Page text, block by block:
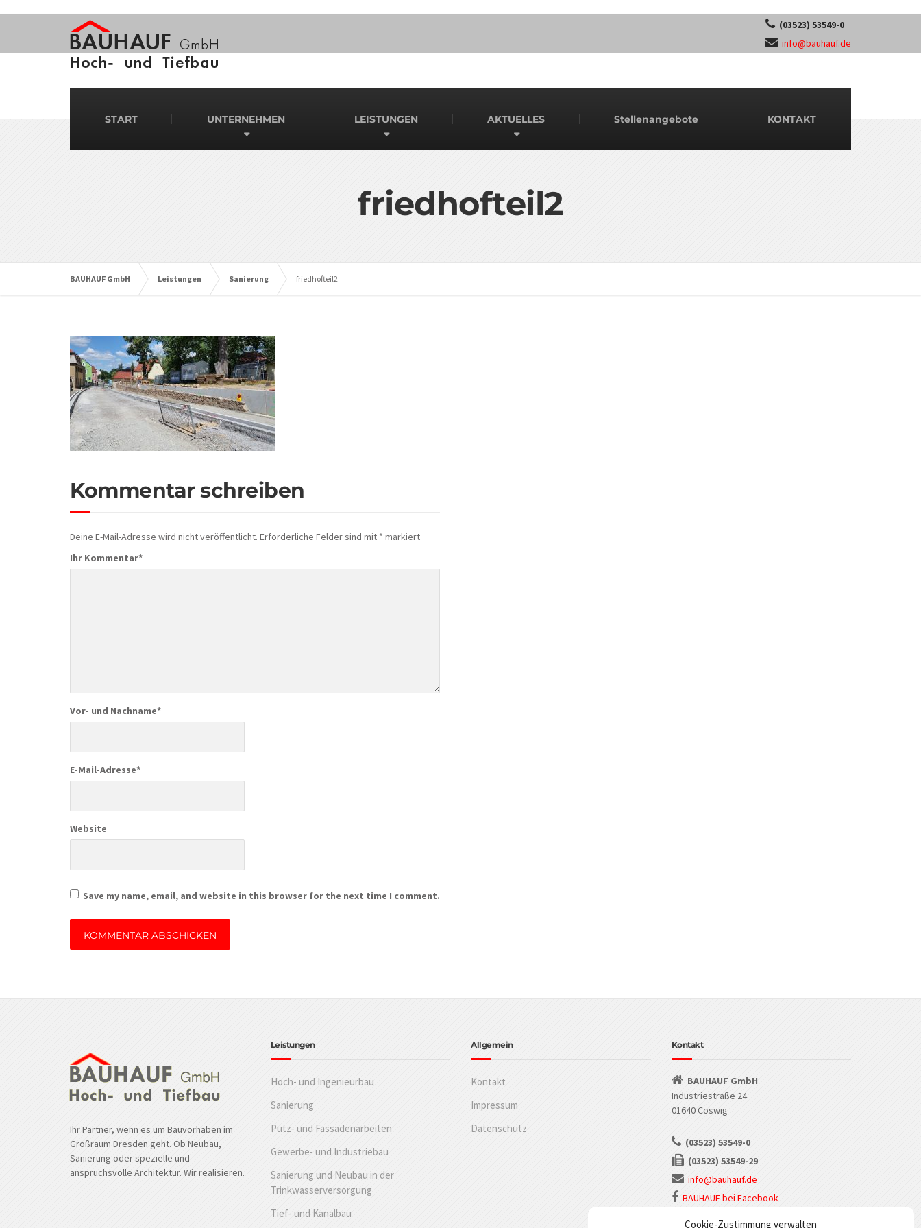
Cookie-Zustimmung verwalten
(03523) 53549-0
info@bauhauf.de
START UNTERNEHMEN LEISTUNGEN AKTUELLES Stellenangebote KONTAKT
friedhofteil2
BAUHAUF GmbH Leistungen Sanierung friedhofteil2
Kommentar schreiben
Deine E-Mail-Adresse wird nicht veröffentlicht. Erforderliche Felder sind mit * markiert
Ihr Kommentar*
Vor- und Nachname*
E-Mail-Adresse*
Website
Save my name, email, and website in this browser for the next time I comment.
Ihr Partner, wenn es um Bauvorhaben im
Großraum Dresden geht. Ob Neubau,
Sanierung oder spezielle und
anspruchsvolle Architektur. Wir realisieren.
Leistungen
Hoch- und Ingenieurbau
Sanierung
Putz- und Fassadenarbeiten
Gewerbe- und Industriebau
Sanierung und Neubau in der
Trinkwasserversorgung
Tief- und Kanalbau
Allgemein
Kontakt
Impressum
Datenschutz
Kontakt
BAUHAUF GmbH
Industriestraße 24
01640 Coswig
(03523) 53549-0
(03523) 53549-29
info@bauhauf.de
BAUHAUF bei Facebook